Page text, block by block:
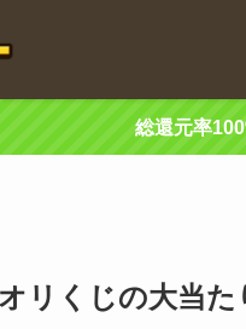
総還元率
オリくじの大当